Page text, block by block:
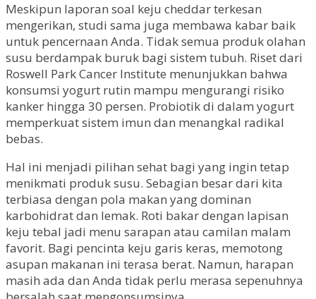
Meskipun laporan soal keju cheddar terkesan
mengerikan, studi sama juga membawa kabar baik
untuk pencernaan Anda. Tidak semua produk olahan
susu berdampak buruk bagi sistem tubuh. Riset dari
Roswell Park Cancer Institute menunjukkan bahwa
konsumsi yogurt rutin mampu mengurangi risiko
kanker hingga 30 persen. Probiotik di dalam yogurt
memperkuat sistem imun dan menangkal radikal
bebas.
Hal ini menjadi pilihan sehat bagi yang ingin tetap
menikmati produk susu. Sebagian besar dari kita
terbiasa dengan pola makan yang dominan
karbohidrat dan lemak. Roti bakar dengan lapisan
keju tebal jadi menu sarapan atau camilan malam
favorit. Bagi pencinta keju garis keras, memotong
asupan makanan ini terasa berat. Namun, harapan
masih ada dan Anda tidak perlu merasa sepenuhnya